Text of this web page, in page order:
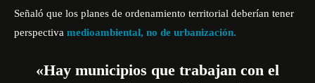
Señaló que los planes de ordenamiento territorial deberían tener
perspectiva medioambiental, no de urbanización.
«Hay municipios que trabajan con el